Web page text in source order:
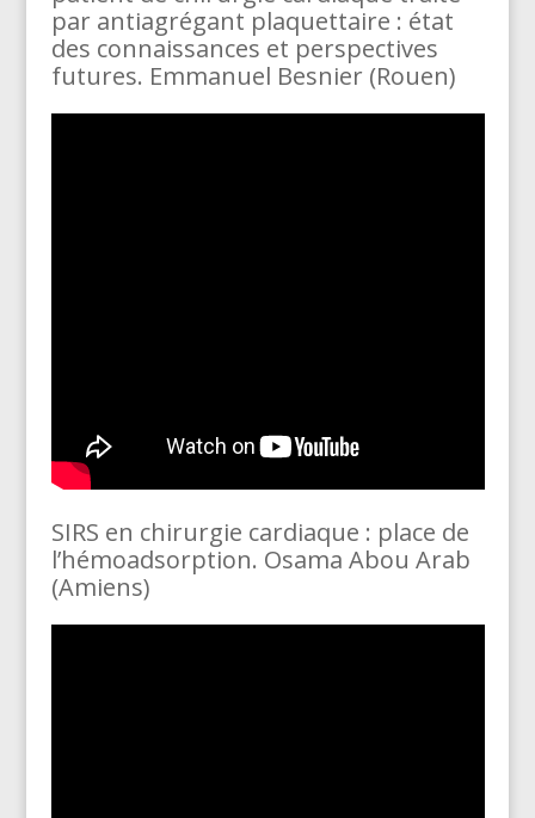
par antiagrégant plaquettaire : état
des connaissances et perspectives
futures. Emmanuel Besnier (Rouen)
SIRS en chirurgie cardiaque : place de
l’hémoadsorption. Osama Abou Arab
(Amiens)